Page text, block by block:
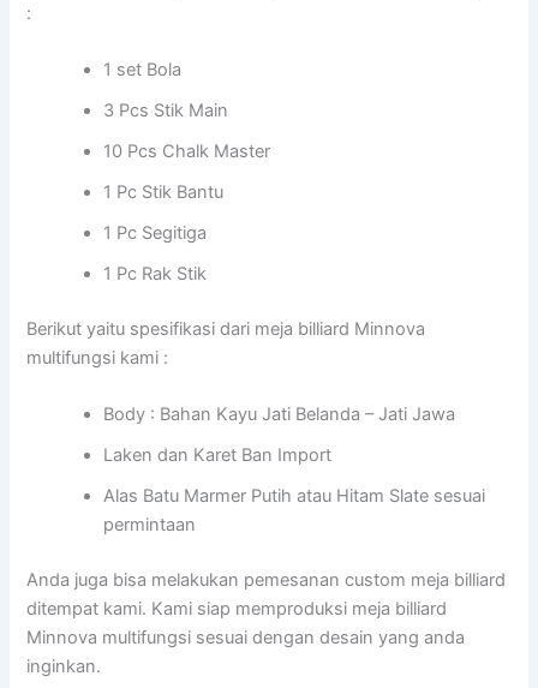
:
1 set Bola
3 Pcs Stik Main
10 Pcs Chalk Master
1 Pc Stik Bantu
1 Pc Segitiga
1 Pc Rak Stik
Berikut yaitu spesifikasi dari meja billiard Minnova
multifungsi kami :
Body : Bahan Kayu Jati Belanda – Jati Jawa
Laken dan Karet Ban Import
Alas Batu Marmer Putih atau Hitam Slate sesuai
permintaan
Anda juga bisa melakukan pemesanan custom meja billiard
ditempat kami. Kami siap memproduksi meja billiard
Minnova multifungsi sesuai dengan desain yang anda
inginkan.